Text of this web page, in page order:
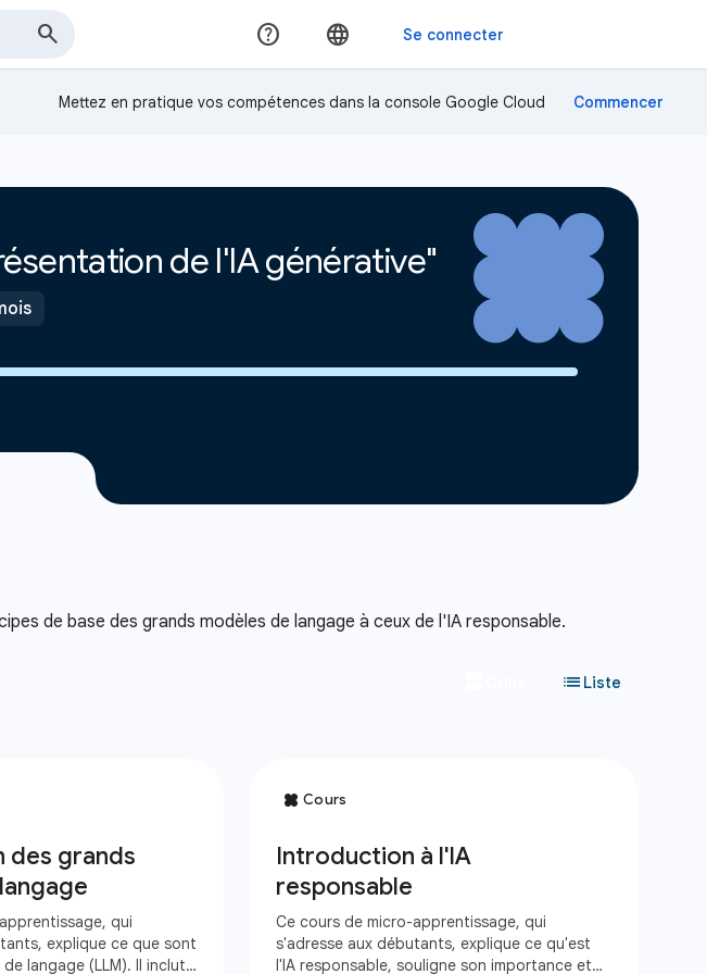
Mettez en pratique vos compétences dans la console Google Cloud
de l'IA générative"
de base des grands modèles de langage à ceux de l'IA responsable.